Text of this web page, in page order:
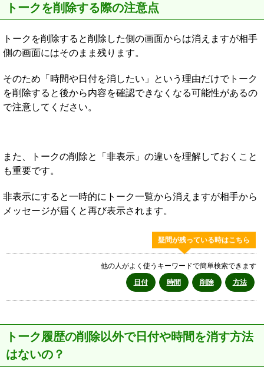
トークを削除する際の注意点
トークを削除すると削除した側の画面からは消えますが相手
側の画面にはそのまま残ります。
そのため「時間や日付を消したい」という理由だけでトーク
を削除すると後から内容を確認できなくなる可能性があるの
で注意してください。
また、トークの削除と「非表示」の違いを理解しておくこと
も重要です。
非表示にすると一時的にトーク一覧から消えますが相手から
メッセージが届くと再び表示されます。
疑問が残っている時はこちら
他の人がよく使うキーワードで簡単検索できます
日付
時間 削除 方法
トーク履歴の削除以外で日付や時間を消す方法
はないの？